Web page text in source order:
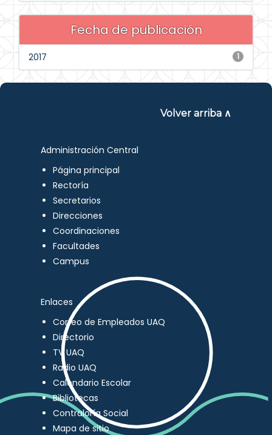
Fecha de publicación
1
2017
Volver arriba ∧
Administración Central
Página principal
Rectoría
Secretarios
Direcciones
Coordinaciones
Facultades
Campus
Enlaces
Correo de Empleados UAQ
Directorio
TV UAQ
Radio UAQ
Calendario Escolar
Bibliotecas
Contraloría Social
Mapa de sitio